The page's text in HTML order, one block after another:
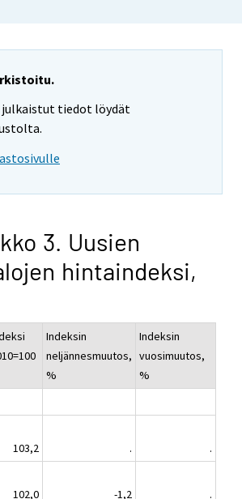
julkaistut tiedot löydät
3. Uusien
hintaindeksi,
Indeksin
neljännesmuutos,
%
Indeksin
vuosimuutos,
%
103,2 .
.
102,0 -1,2
.